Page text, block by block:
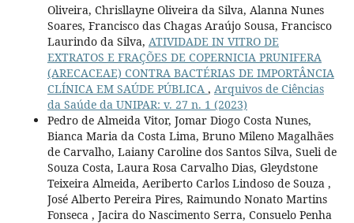
Oliveira, Chrisllayne Oliveira da Silva, Alanna Nunes
Soares, Francisco das Chagas Araújo Sousa, Francisco
Laurindo da Silva, ATIVIDADE IN VITRO DE
EXTRATOS E FRAÇÕES DE COPERNICIA PRUNIFERA
(ARECACEAE) CONTRA BACTÉRIAS DE IMPORTÂNCIA
CLÍNICA EM SAÚDE PÚBLICA , Arquivos de Ciências
da Saúde da UNIPAR: v. 27 n. 1 (2023)
Pedro de Almeida Vitor, Jomar Diogo Costa Nunes,
Bianca Maria da Costa Lima, Bruno Mileno Magalhães
de Carvalho, Laiany Caroline dos Santos Silva, Sueli de
Souza Costa, Laura Rosa Carvalho Dias, Gleydstone
Teixeira Almeida, Aeriberto Carlos Lindoso de Souza ,
José Alberto Pereira Pires, Raimundo Nonato Martins
Fonseca , Jacira do Nascimento Serra, Consuelo Penha